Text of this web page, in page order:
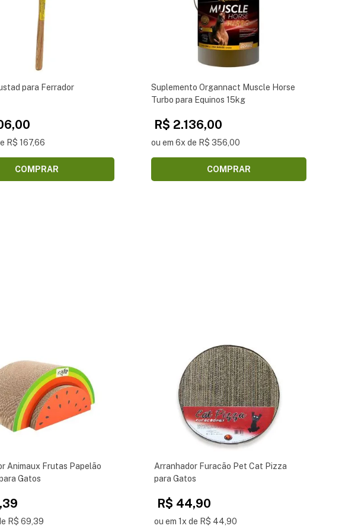
para Ferrador
R$ 167,66
COMPRAR
Suplemento Organnact Muscle Horse
Turbo para Equinos 15kg
R$ 2.136,00
ou em 6x de R$ 356,00
COMPRAR
Animaux Frutas Papelão
Gatos
R$ 69,39
Arranhador Furacão Pet Cat Pizza
para Gatos
R$ 44,90
ou em 1x de R$ 44,90